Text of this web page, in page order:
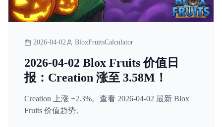
2026-04-02 BloxFruitsCalculator
2026-04-02 Blox Fruits 价值日
报：Creation 涨至 3.58M！
Creation 上涨 +2.3%。查看 2026-04-02 最新 Blox
Fruits 价值趋势。